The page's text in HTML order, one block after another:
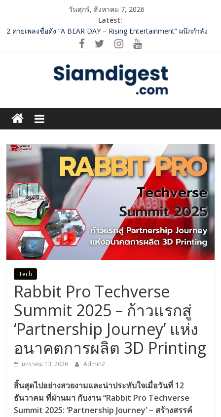
content
วันศุกร์, สิงหาคม 7, 2026
Latest:
ปฏิรูปภาษีบุหรี่ต้องถึงจุดเปลี่ยน สมาคมการค้ายาสูบไทย หนุน
โครงสร้างอัตราเดียว ลดบิดเบือนตลาด เพิ่มประสิทธิภาพจัดเก็บรายได้
2 ค่ายเพลงชื่อดัง “A BEAR DAY – Rising Entertainment” ผนึกกำลัง
SME D Bank ผนึกกำลัง สถาบันอาหาร เปิดตัว “FOODNext SME D
Navigator” ชูยุทธศาสตร์ “แหล่งทุนคู่องค์ความรู้” ติดปีก SME อาหาร
ททท. จับมือ TransNusa Airline – Traveloka ยกระดับการเชื่อมโยง
ไทย–อินโดนีเซีย ดันไทยสู่จุดหมายปลายทางคุณภาพ เชื่อม Asean
Tourism และ Muslim-Friendly Destination
กกท.เปิดเกมรุก! ดันเอเชียนเกมส์ให้เป็นมากกว่าการแข่งขัน ผ่าน
แคมเปญระดับชาติ
Siam
Digest.com
ฺีBusiness
&
Variety
Tech
Rabbit Pro Techverse
Summit 2025 – ก้าวแรกสู่
‘Partnership Journey’ แห่ง
อนาคตการผลิต 3D Printing
มกราคม 13, 2026 Admin2
สิ้นสุดไปอย่างสวยงามและน่าประทับใจเมื่อวันที่ 12
ธันวาคม ที่ผ่านมา กับงาน “Rabbit Pro Techverse
Summit 2025: ‘Partnership Journey’ – สร้างสรรค์